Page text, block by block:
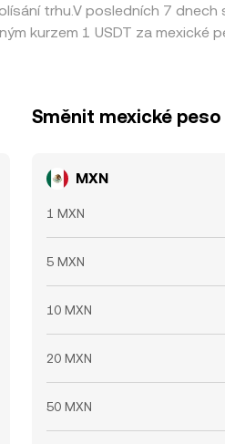
trhu.V posledních 7
kurzem 1 USDT za mexické
Směnit mexické peso
MXN
1 MXN
5 MXN
10 MXN
20 MXN
50 MXN